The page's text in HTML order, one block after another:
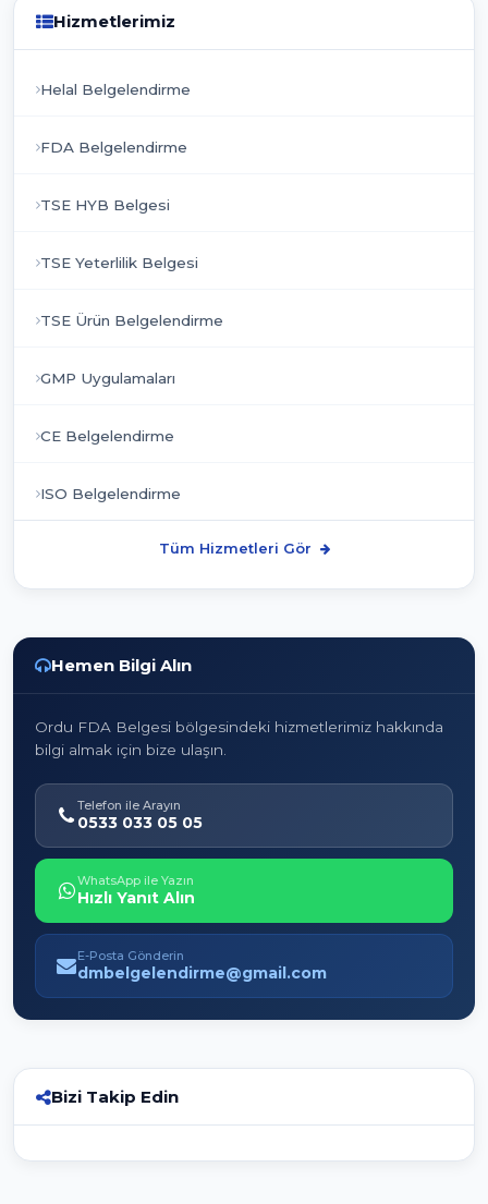
Hizmetlerimiz
Helal Belgelendirme
FDA Belgelendirme
TSE HYB Belgesi
TSE Yeterlilik Belgesi
TSE Ürün Belgelendirme
GMP Uygulamaları
CE Belgelendirme
ISO Belgelendirme
Tüm Hizmetleri Gör
Hemen Bilgi Alın
Ordu FDA Belgesi bölgesindeki hizmetlerimiz hakkında
bilgi almak için bize ulaşın.
Telefon ile Arayın
0533 033 05 05
WhatsApp ile Yazın
Hızlı Yanıt Alın
E-Posta Gönderin
dmbelgelendirme@gmail.com
Bizi Takip Edin